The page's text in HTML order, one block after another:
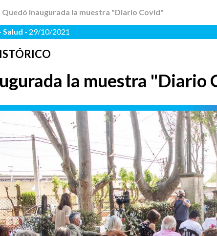
Quedó inaugurada la muestra "Diario Covid"
Salud - 29/10/2021
la muestra "Diario